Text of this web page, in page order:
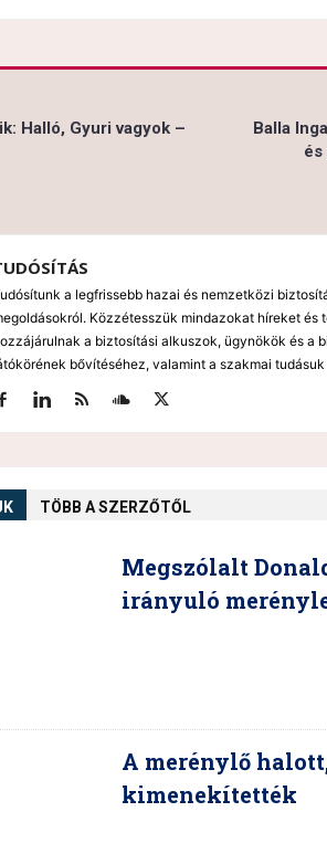
Halló, Gyuri vagyok –
Balla
és
a legfrissebb hazai és nemzetközi
Közzétesszük mindazokat híreket és
a biztosítási alkuszok, ügynökök és a
bővítéséhez, valamint a szakmai
TÖBB A SZERZŐTŐL
Megszólalt
irányuló
A merénylő
kimenekítették